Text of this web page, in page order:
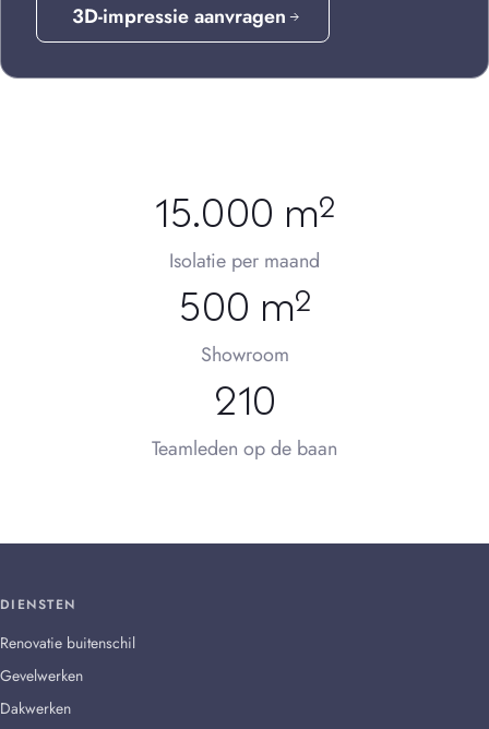
3D-impressie aanvragen
15.000 m²
Isolatie per maand
500 m²
Showroom
210
Teamleden op de baan
DIENSTEN
Renovatie buitenschil
Gevelwerken
Dakwerken